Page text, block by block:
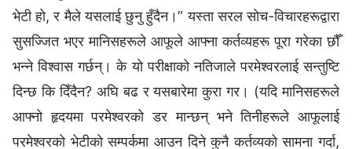
भेटी हो, र मैले यसलाई छुनु हुँदैन।” यस्ता सरल सोच-विचारहरूद्वारा
सुसज्जित भएर मानिसहरूले आफूले आफ्ना कर्तव्यहरू पूरा गरेका छौँ
भन्‍ने विश्‍वास गर्छन्। के यो परीक्षाको नतिजाले परमेश्‍वरलाई सन्तुष्टि
दिन्छ कि दिँदैन? अघि बढ र यसबारेमा कुरा गर। (यदि मानिसहरूले
आफ्नो हृदयमा परमेश्‍वरको डर मान्छन् भने तिनीहरूले आफूलाई
परमेश्‍वरको भेटीको सम्पर्कमा आउन दिने कुनै कर्तव्यको सामना गर्दा,